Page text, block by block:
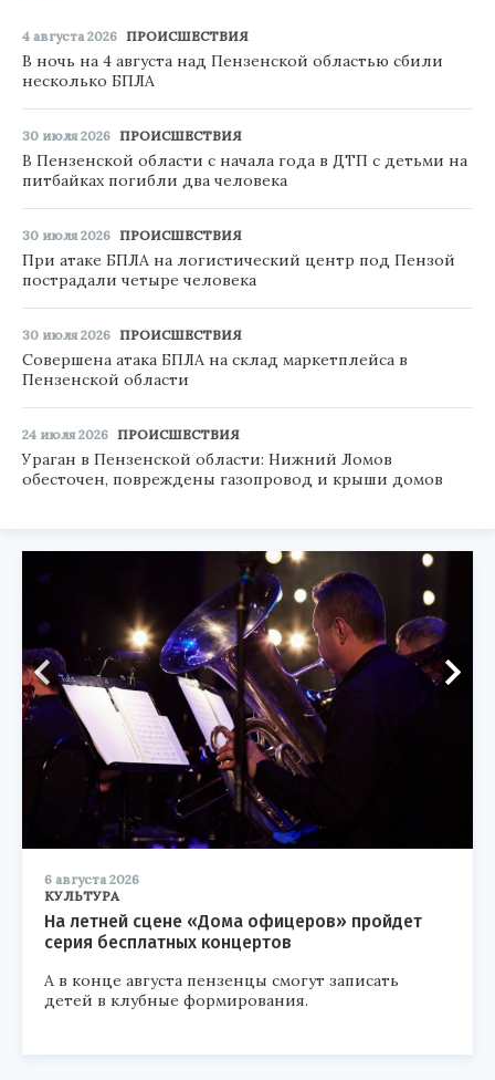
4 августа 2026 ПРОИСШЕСТВИЯ
В ночь на 4 августа над Пензенской областью сбили
несколько БПЛА
30 июля 2026 ПРОИСШЕСТВИЯ
В Пензенской области с начала года в ДТП с детьми на
питбайках погибли два человека
30 июля 2026 ПРОИСШЕСТВИЯ
При атаке БПЛА на логистический центр под Пензой
пострадали четыре человека
30 июля 2026 ПРОИСШЕСТВИЯ
Совершена атака БПЛА на склад маркетплейса в
Пензенской области
24 июля 2026 ПРОИСШЕСТВИЯ
Ураган в Пензенской области: Нижний Ломов
обесточен, повреждены газопровод и крыши домов
6 августа 2026
КУЛЬТУРА
На летней сцене «Дома офицеров» пройдет
серия бесплатных концертов
А в конце августа пензенцы смогут записать
детей в клубные формирования.